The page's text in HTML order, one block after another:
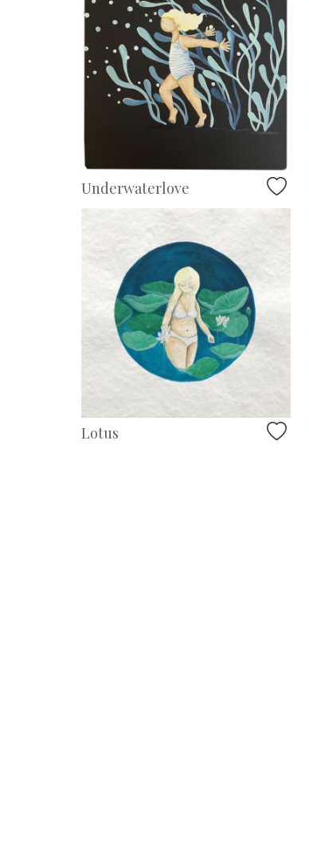
Underwaterlove
Lotus